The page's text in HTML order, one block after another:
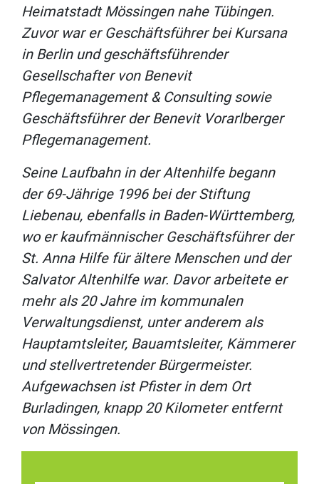
Heimatstadt Mössingen nahe Tübingen.
Zuvor war er Geschäftsführer bei Kursana
in Berlin und geschäftsführender
Gesellschafter von Benevit
Pflegemanagement & Consulting sowie
Geschäftsführer der Benevit Vorarlberger
Pflegemanagement.
Seine Laufbahn in der Altenhilfe begann
der 69-Jährige 1996 bei der Stiftung
Liebenau, ebenfalls in Baden-Württemberg,
wo er kaufmännischer Geschäftsführer der
St. Anna Hilfe für ältere Menschen und der
Salvator Altenhilfe war. Davor arbeitete er
mehr als 20 Jahre im kommunalen
Verwaltungsdienst, unter anderem als
Hauptamtsleiter, Bauamtsleiter, Kämmerer
und stellvertretender Bürgermeister.
Aufgewachsen ist Pfister in dem Ort
Burladingen, knapp 20 Kilometer entfernt
von Mössingen.